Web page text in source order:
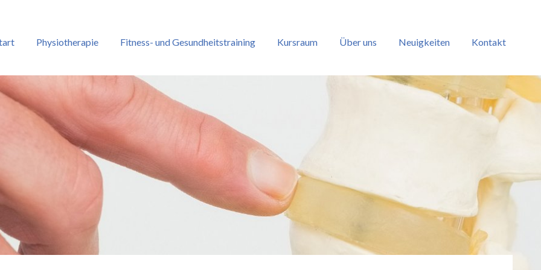
Physiotherapie Fitness- und Gesundheitstraining Kursraum Über uns Neuigkeiten Kontakt